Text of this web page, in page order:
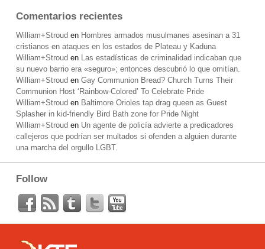
Comentarios recientes
William+Stroud en Hombres armados musulmanes asesinan a 31
cristianos en ataques en los estados de Plateau y Kaduna
William+Stroud en Las estadísticas de criminalidad indicaban que
su nuevo barrio era «seguro»; entonces descubrió lo que omitían.
William+Stroud en Gay Communion Bread? Church Turns Their
Communion Host ‘Rainbow-Colored’ To Celebrate Pride
William+Stroud en Baltimore Orioles tap drag queen as Guest
Splasher in kid-friendly Bird Bath zone for Pride Night
William+Stroud en Un agente de policía advierte a predicadores
callejeros que podrían ser multados si ofenden a alguien durante
una marcha del orgullo LGBT.
Follow